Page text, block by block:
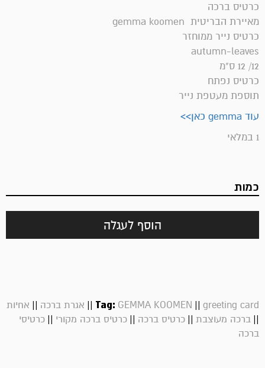
כרטיס ברכה
מאיירת הבריטית gemma koomen
כרטיס נייר ממוחזר
autumn-leaves
12/ 12 ס"מ
כרטיס נפתח
תוספת מעטפת נייר
עוד gemma כאן>>
1 במלאי
כמות
הוסף לעגלה
Tag: GEMMA KOOMEN || greeting card
|| אגרת ברכה || אחיות
|| ברכה מעוצבת || כרטיס ברכה || כרטיס ברכה מקורי || כרטיסי
ברכה